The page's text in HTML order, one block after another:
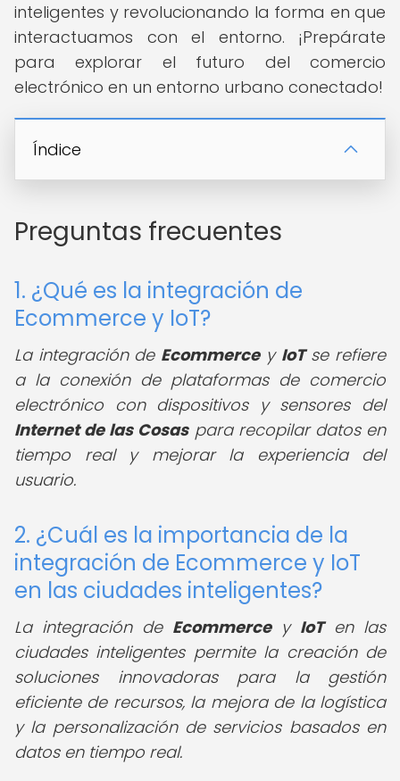
inteligentes y revolucionando la forma en que
interactuamos con el entorno. ¡Prepárate
para explorar el futuro del comercio
electrónico en un entorno urbano conectado!
Índice
Preguntas frecuentes
1. ¿Qué es la integración de
Ecommerce y IoT?
La integración de Ecommercey IoTse refiere
a la conexión de plataformas de comercio
electrónico con dispositivos y sensores del
Internet de las Cosaspara recopilar datos en
tiempo real y mejorar la experiencia del
usuario.
2. ¿Cuál es la importancia de la
integración de Ecommerce y IoT
en las ciudades inteligentes?
La integración de Ecommercey IoTen las
ciudades inteligentes permite la creación de
soluciones innovadoras para la gestión
eficiente de recursos, la mejora de la logística
y la personalización de servicios basados en
datos en tiempo real.